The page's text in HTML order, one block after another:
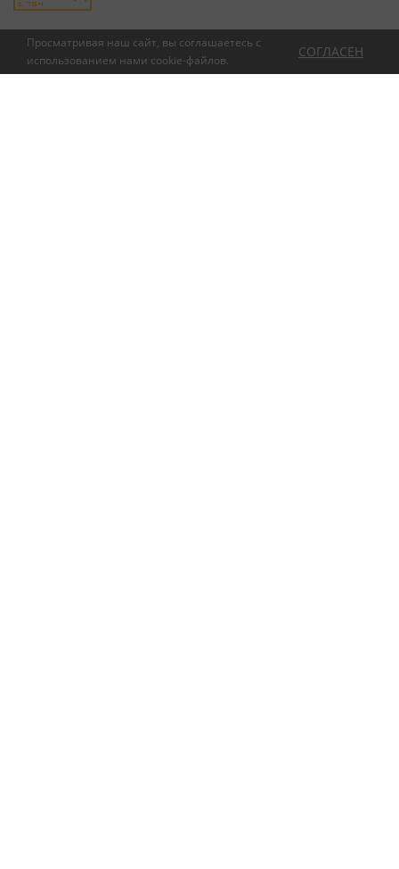
Просматривая наш сайт, вы соглашаетесь с
использованием нами cookie-файлов.
СОГЛАСЕН